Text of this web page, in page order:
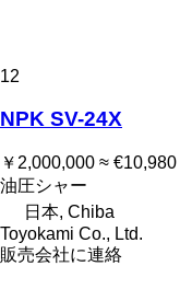
12
NPK SV-24X
￥2,000,000 ≈ €10,980
油圧シャー
日本, Chiba
Toyokami Co., Ltd.
販売会社に連絡